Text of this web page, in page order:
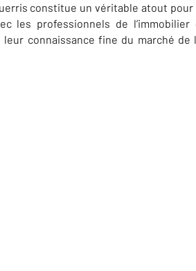
constitue un véritable atout
les professionnels de l’immobilier
connaissance fine du marché de